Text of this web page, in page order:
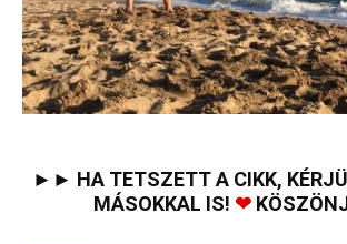
►► HA TETSZETT A CIKK,
MÁSOKKAL IS! ❤